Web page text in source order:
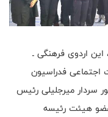
اردوی فرهنگی ـ
فدراسیون
سردار میرجلیلی رئیس
هیئت رئیسه